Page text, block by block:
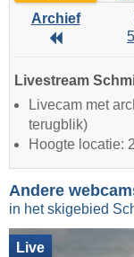
Archief
Archief
Livestream
Livecam met
terugblik)
Hoogte locatie:
Andere
in het skigebied
Live